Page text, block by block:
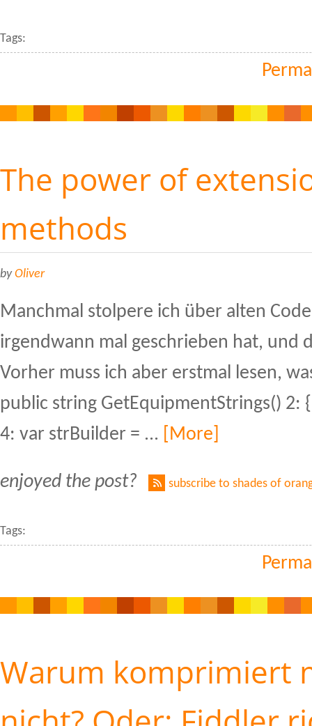
Tags:
The power of
methods
byOliver
Manchmal stolpere ich über alten
irgendwann mal geschrieben hat, und
Vorher muss ich aber erstmal lesen,
public string GetEquipmentStrings() 2:
4: var strBuilder = ...
[More]
enjoyed the post? subscribe to shades of
Tags:
Warum komprimiert